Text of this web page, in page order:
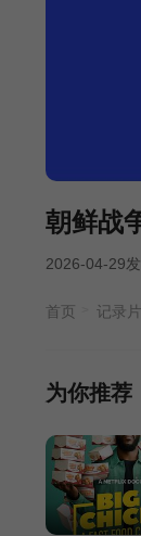
朝鲜战
2026-04-29
首页 记录片
为你推荐